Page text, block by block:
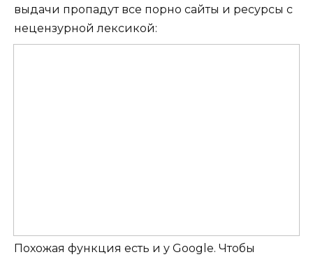
выдачи пропадут все порно сайты и ресурсы с
нецензурной лексикой:
Похожая функция есть и у Google. Чтобы